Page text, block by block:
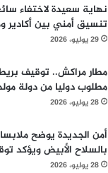
نهاية سعيدة لاختفاء
تنسيق أمني بين
29 يوليو، 2026
مطار مراكش.. توقيف
مطلوب دوليا من دولة
28 يوليو، 2026
أمن الجديدة يوضح
بالسلاح الأبيض ويؤكد
28 يوليو، 2026